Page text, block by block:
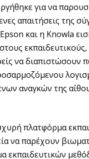
για να
απαιτήσεις της
και η Knowla
εκπαιδευτικούς,
να διαπιστώσουν
αναγκών της
πλατφόρμα
να παρέχουν